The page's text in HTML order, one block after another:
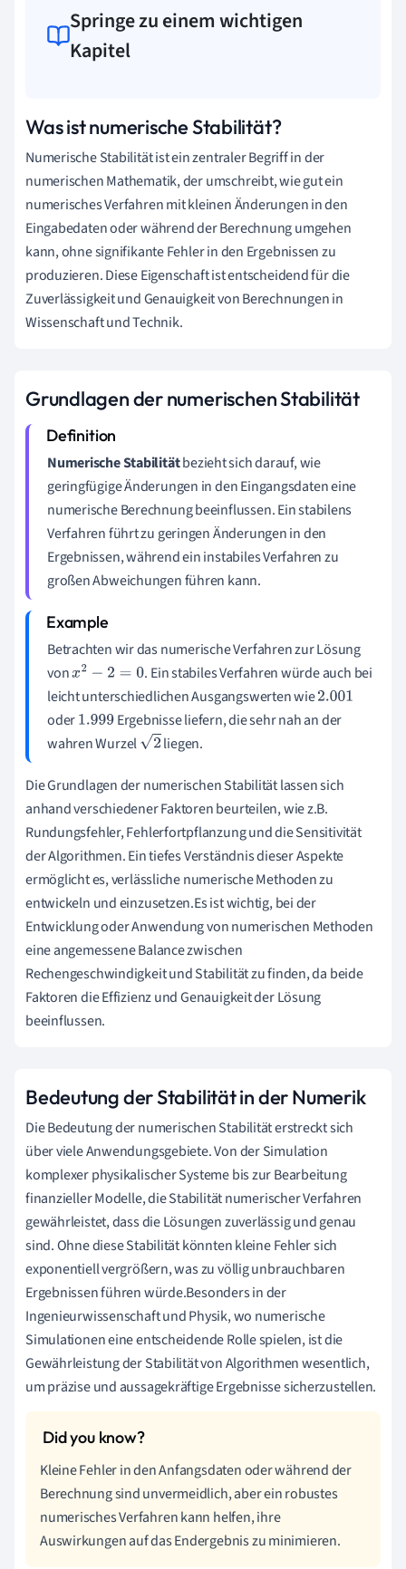
Springe zu einem wichtigen
Kapitel
Was ist numerische Stabilität?
Numerische Stabilität ist ein zentraler Begriff in der
numerischen Mathematik, der umschreibt, wie gut ein
numerisches Verfahren mit kleinen Änderungen in den
Eingabedaten oder während der Berechnung umgehen
kann, ohne signifikante Fehler in den Ergebnissen zu
produzieren. Diese Eigenschaft ist entscheidend für die
Zuverlässigkeit und Genauigkeit von Berechnungen in
Wissenschaft und Technik.
Grundlagen der numerischen Stabilität
Numerische Stabilitätbezieht sich darauf, wie
geringfügige Änderungen in den Eingangsdaten eine
numerische Berechnung beeinflussen. Ein stabilens
Verfahren führt zu geringen Änderungen in den
Ergebnissen, während ein instabiles Verfahren zu
großen Abweichungen führen kann.
Betrachten wir das numerische Verfahren zur Lösung
vonx2− 2= 0
. Ein stabiles Verfahren würde auch bei
leicht unterschiedlichen Ausgangswerten wie2.001
oder1.999 Ergebnisse liefern, die sehr nah an der
wahren Wurzel2 liegen.
Die Grundlagen der numerischen Stabilität lassen sich
anhand verschiedener Faktoren beurteilen, wie z.B.
Rundungsfehler, Fehlerfortpflanzung und die Sensitivität
der Algorithmen. Ein tiefes Verständnis dieser Aspekte
ermöglicht es, verlässliche numerische Methoden zu
entwickeln und einzusetzen.Es ist wichtig, bei der
Entwicklung oder Anwendung von numerischen Methoden
eine angemessene Balance zwischen
Rechengeschwindigkeit und Stabilität zu finden, da beide
Faktoren die Effizienz und Genauigkeit der Lösung
beeinflussen.
Bedeutung der Stabilität in der Numerik
Die Bedeutung der numerischen Stabilität erstreckt sich
über viele Anwendungsgebiete. Von der Simulation
komplexer physikalischer Systeme bis zur Bearbeitung
finanzieller Modelle, die Stabilität numerischer Verfahren
gewährleistet, dass die Lösungen zuverlässig und genau
sind. Ohne diese Stabilität könnten kleine Fehler sich
exponentiell vergrößern, was zu völlig unbrauchbaren
Ergebnissen führen würde.Besonders in der
Ingenieurwissenschaft und Physik, wo numerische
Simulationen eine entscheidende Rolle spielen, ist die
Gewährleistung der Stabilität von Algorithmen wesentlich,
um präzise und aussagekräftige Ergebnisse sicherzustellen.
Kleine Fehler in den Anfangsdaten oder während der
Berechnung sind unvermeidlich, aber ein robustes
numerisches Verfahren kann helfen, ihre
Auswirkungen auf das Endergebnis zu minimieren.